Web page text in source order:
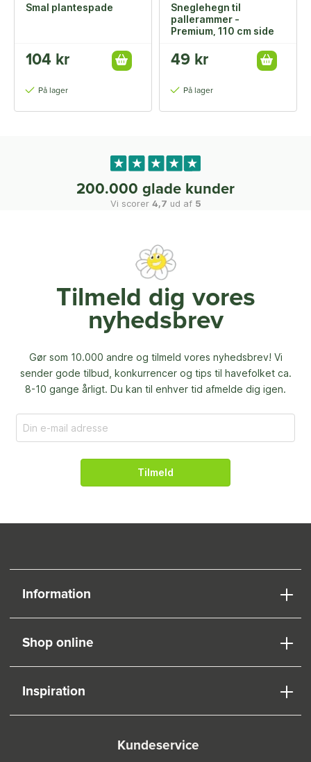
Smal plantespade
104 kr
På lager
Sneglehegn til
pallerammer -
Premium, 110 cm side
49 kr
På lager
200.000 glade kunder
Vi scorer 4,7 ud af 5
Tilmeld dig vores
nyhedsbrev
Gør som 10.000 andre og tilmeld vores nyhedsbrev! Vi
sender gode tilbud, konkurrencer og tips til havefolket ca.
8-10 gange årligt. Du kan til enhver tid afmelde dig igen.
Tilmeld
Information
Shop online
Inspiration
Kundeservice